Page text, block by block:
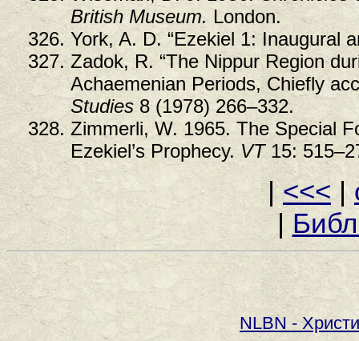
British Museum. London.
York, A. D. “Ezekiel 1: Inaugural
Zadok, R. “The Nippur Region
Achaemenian Periods, Chiefly
Studies 8 (1978) 266–332.
Zimmerli, W. 1965. The Special
Ezekiel’s Prophecy. VT15:
|<<<|
|
NLBN -